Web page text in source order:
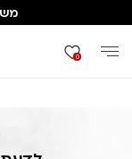
0
דף הבית